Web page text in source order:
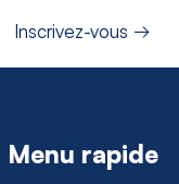
Menu rapide